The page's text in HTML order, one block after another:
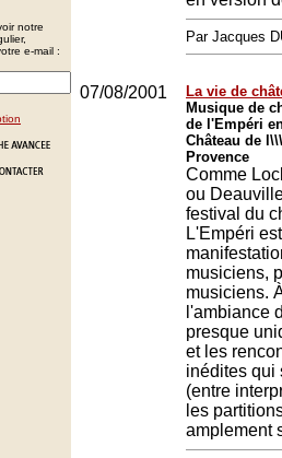
notre
e-mail :
Par Jacques
07/08/2001
La vie de
Musique de
de l'Empéri
Château de
Provence
Comme
ou
festival du
L'Empéri
musiciens,
musiciens.
l'ambiance
presque
et les
inédites qui
(entre
les
amplement